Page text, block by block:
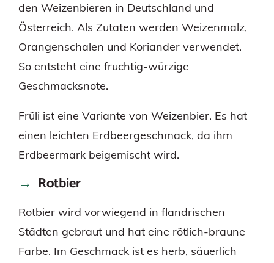
den Weizenbieren in Deutschland und
Österreich. Als Zutaten werden Weizenmalz,
Orangenschalen und Koriander verwendet.
So entsteht eine fruchtig-würzige
Geschmacksnote.
Früli ist eine Variante von Weizenbier. Es hat
einen leichten Erdbeergeschmack, da ihm
Erdbeermark beigemischt wird.
Rotbier
Rotbier wird vorwiegend in flandrischen
Städten gebraut und hat eine rötlich-braune
Farbe. Im Geschmack ist es herb, säuerlich